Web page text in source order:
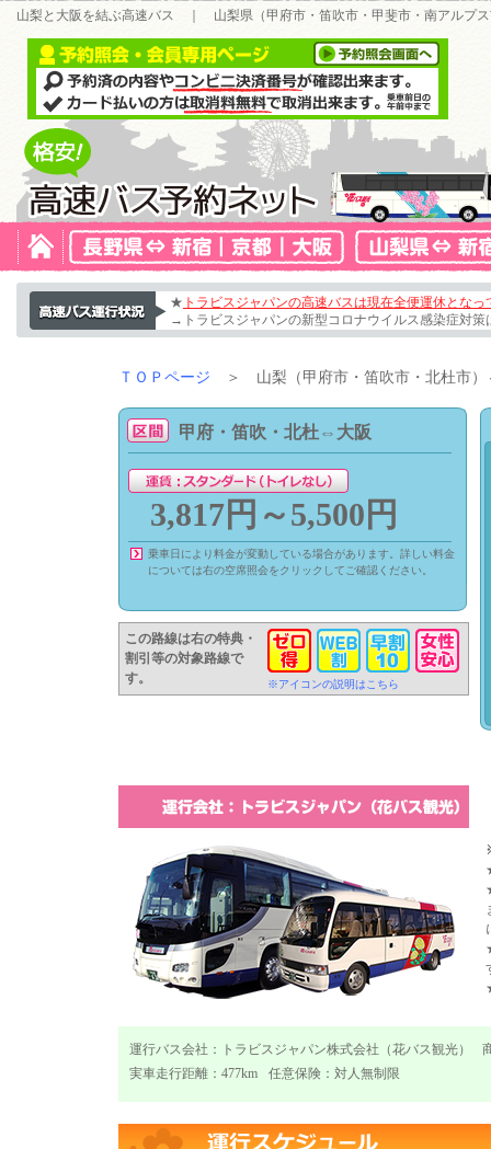
山梨と大阪を結ぶ高速バス ｜ 山梨県（甲府市・笛吹市・甲斐市・南アルプ
★ トラビスジャパンの高速バスは現在全便運休となっ
→トラビスジャパンの新型コロナウイルス感染症対策
ＴＯＰページ ＞ 山梨（甲府市・笛吹市・北杜市
甲府・笛吹・北杜⇔大阪
3,817円～5,500円
乗車日により料金が変動している場合があります。詳しい料金
については右の空席照会をクリックしてご確認ください。
この路線は右の特典・
割引等の対象路線で
す。
※アイコンの説明はこちら
運行バス会社：トラビスジャパン株式会社（花バス観光）
実車走行距離：477km
任意保険：対人無制限